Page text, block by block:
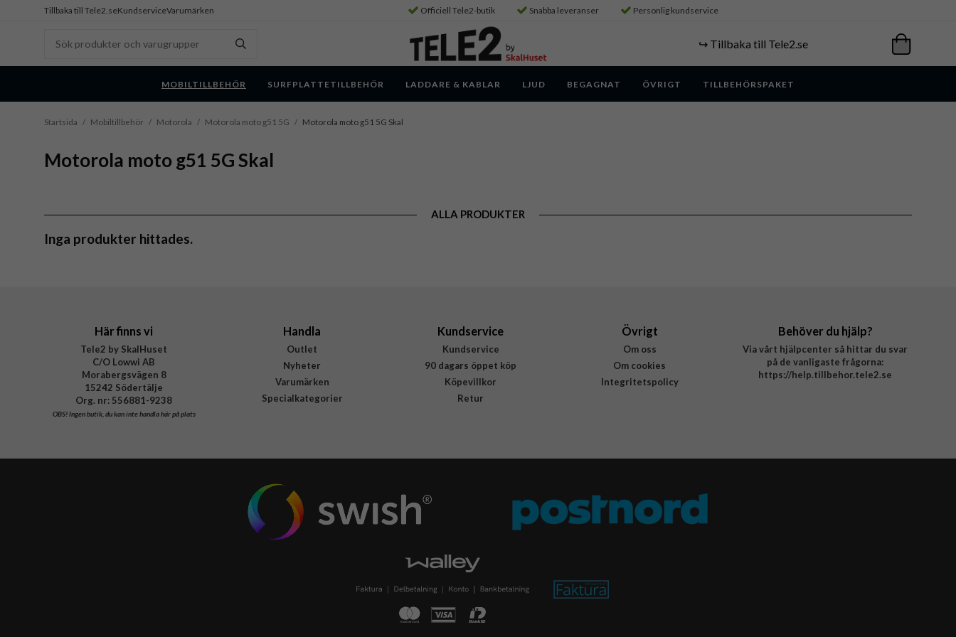
Tillbaka till Tele2.seKundserviceVarumärken Officiell Tele2-butik Snabba leveranser Personlig kundservice
↪️ Tillbaka till Tele2.se
MOBILTILLBEHÖR SURFPLATTETILLBEHÖR LADDARE & KABLAR LJUD BEGAGNAT ÖVRIGT TILLBEHÖRSPAKET
Startsida / Mobiltillbehör / Motorola / Motorola moto g51 5G / Motorola moto g51 5G Skal
Motorola moto g51 5G Skal
ALLA PRODUKTER
Inga produkter hittades.
Här finns vi
Tele2 by SkalHuset
C/O Lowwi AB
Morabergsvägen 8
15242 Södertälje
Org. nr: 556881-9238
OBS!Ingen butik, du kan inte handla här på plats
Handla
Outlet
Nyheter
Varumärken
Specialkategorier
Kundservice
Kundservice
90 dagars öppet köp
Köpevillkor
Retur
Övrigt
Om oss
Om cookies
Integritetspolicy
Behöver du hjälp?
Via vårt hjälpcenter så hittar du svar
på de vanligaste frågorna:
https://help.tillbehor.tele2.se